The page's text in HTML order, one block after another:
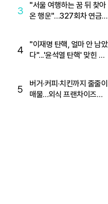
3
"서울 여행하는 꿈 뒤 찾아
온 행운"…327회차 연금
4
"이재명 탄핵, 얼마 안 남았
다"...'윤석열 탄핵' 맞힌 무
5
버거·커피·치킨까지 줄줄이
매물…외식 프랜차이즈